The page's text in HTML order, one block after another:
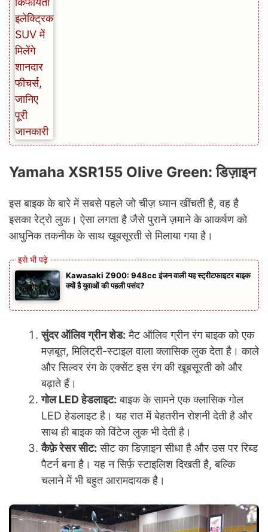
Yamaha XSR155 Olive Green: डिज़ाइन
इस बाइक के बारे में सबसे पहले जो चीज़ ध्यान खींचती है, वह है
इसका रेट्रो लुक। ऐसा लगता है जैसे पुराने ज़माने के आकर्षण को
आधुनिक तकनीक के साथ खूबसूरती से मिलाया गया है।
Kawasaki Z900: 948cc इंजन वाली यह स्ट्रीटफाइटर बाइक
क्यों है युवाओं की पहली पसंद?
सुंदर ऑलिव ग्रीन शेड: मैट ऑलिव ग्रीन रंग बाइक को एक
मज़बूत, मिलिट्री-स्टाइल वाला क्लासिक लुक देता है। काले
और सिल्वर रंग के एक्सेंट इस रंग की खूबसूरती को और
बढ़ाते हैं।
गोल LED हेडलाइट: बाइक के सामने एक क्लासिक गोल
LED हेडलाइट है। यह रात में बेहतरीन रोशनी देती है और
साथ ही बाइक को विंटेज लुक भी देती है।
कैफ़े रेसर सीट: सीट का डिज़ाइन सीधा है और उस पर रिब्ड
पैटर्न बना है। यह न सिर्फ़ स्टाइलिश दिखती है, बल्कि
चलाने में भी बहुत आरामदायक है।